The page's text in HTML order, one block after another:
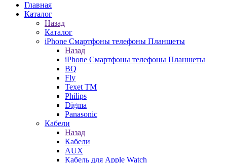
Главная
Каталог
Назад
Каталог
iPhone Смартфоны телефоны Планшеты
Назад
iPhone Смартфоны телефоны Планшеты
BQ
Fly
Texet TM
Philips
Digma
Panasonic
Кабели
Назад
Кабели
AUX
Кабель для Apple Watch